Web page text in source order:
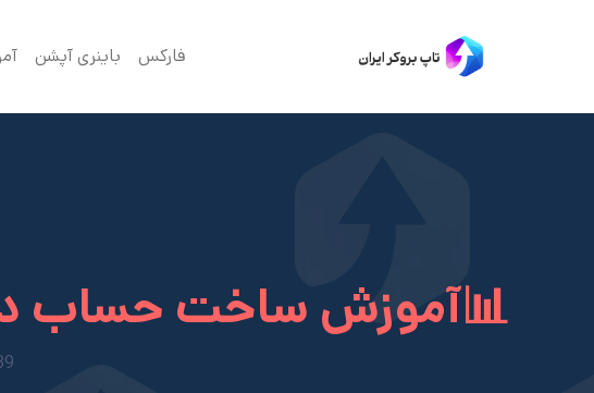
فارکس باینری آپشن
📊آموزش ساخت حساب
-